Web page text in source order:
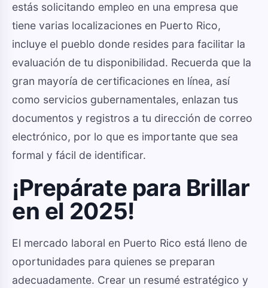
estás solicitando empleo en una empresa que
tiene varias localizaciones en Puerto Rico,
incluye el pueblo donde resides para facilitar la
evaluación de tu disponibilidad. Recuerda que la
gran mayoría de certificaciones en línea, así
como servicios gubernamentales, enlazan tus
documentos y registros a tu dirección de correo
electrónico, por lo que es importante que sea
formal y fácil de identificar.
¡Prepárate para Brillar
en el 2025!
El mercado laboral en Puerto Rico está lleno de
oportunidades para quienes se preparan
adecuadamente. Crear un resumé estratégico y